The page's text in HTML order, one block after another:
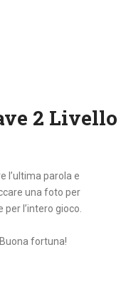
2 Livello
l’ultima parola e
una foto per
per l’intero gioco.
fortuna!